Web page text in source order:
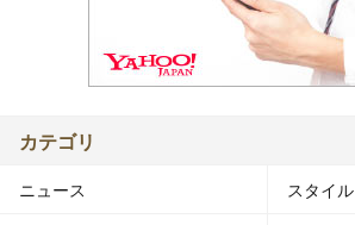
カテゴリ
ニュース スタイル